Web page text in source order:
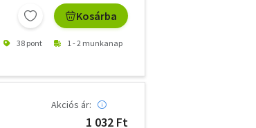
Kosárba
38 pont 1 - 2 munkanap
Akciós ár:
1 032 Ft